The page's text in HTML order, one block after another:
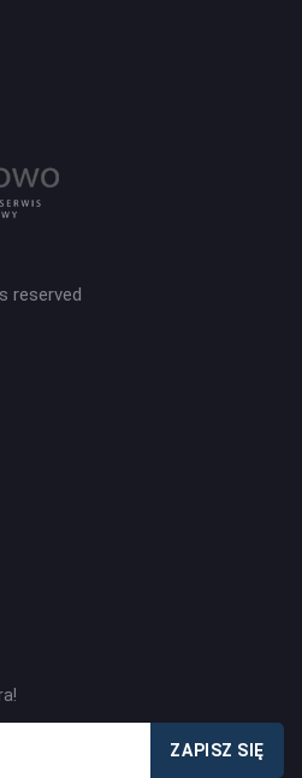
reserved